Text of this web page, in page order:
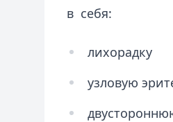
в себя:
лихорадку
узловую